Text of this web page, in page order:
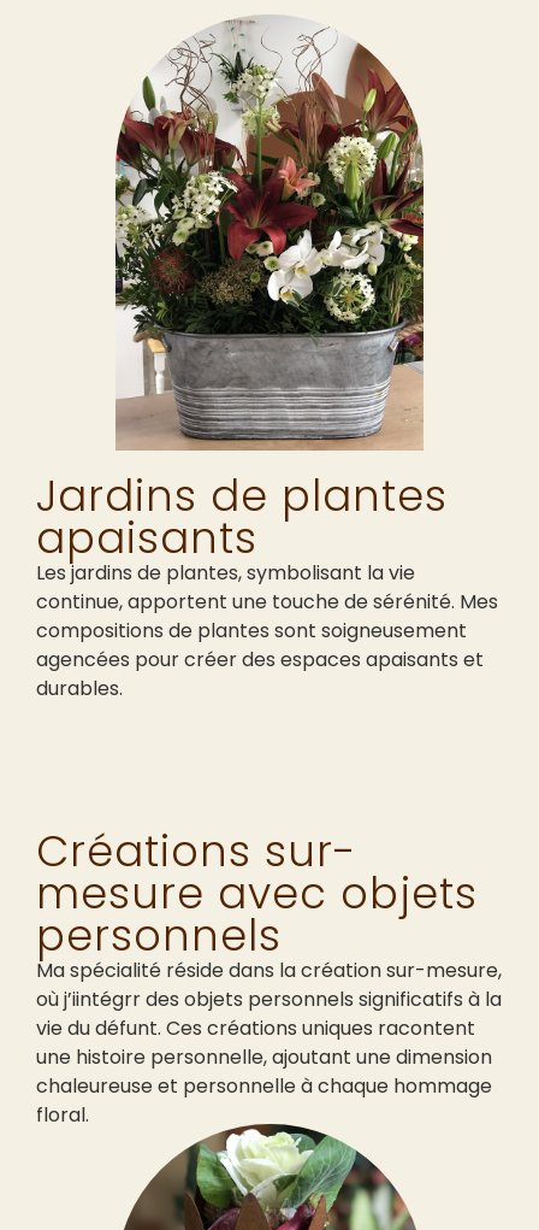
Jardins de plantes
apaisants
Les jardins de plantes, symbolisant la vie
continue, apportent une touche de sérénité. Mes
compositions de plantes sont soigneusement
agencées pour créer des espaces apaisants et
durables.
Créations sur-
mesure avec objets
personnels
Ma spécialité réside dans la création sur-mesure,
où j’iintégrr des objets personnels significatifs à la
vie du défunt. Ces créations uniques racontent
une histoire personnelle, ajoutant une dimension
chaleureuse et personnelle à chaque hommage
floral.